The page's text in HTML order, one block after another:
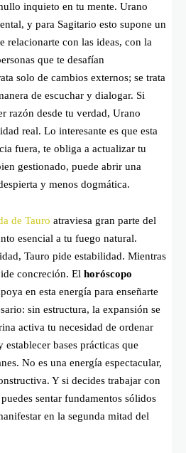
inquieto en tu mente. Urano
y para Sagitario esto supone un
relacionarte con las ideas, con la
que te desafían
solo de cambios externos; se trata
de escuchar y dialogar. Si
razón desde tu verdad, Urano
real. Lo interesante es que esta
fuera, te obliga a actualizar tu
gestionado, puede abrir una
y menos dogmática.
de Tauro atraviesa gran parte del
esencial a tu fuego natural.
Tauro pide estabilidad. Mientras
concreción. El horóscopo
en esta energía para enseñarte
sin estructura, la expansión se
activa tu necesidad de ordenar
bases prácticas que
No es una energía espectacular,
Y si decides trabajar con
sentar fundamentos sólidos
en la segunda mitad del